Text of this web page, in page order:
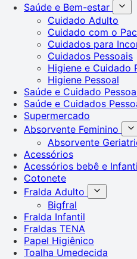
Saúde e Bem-estar
Cuidado Adulto
Cuidado com o
Cuidados para
Cuidados Pessoais
Higiene e Cuidado
Higiene Pessoal
Saúde e Cuidado
Saúde e Cuidados
Supermercado
Absorvente Feminino
Absorvente
Acessórios
Acessórios bebê e
Cotonete
Fralda Adulto
Bigfral
Fralda Infantil
Fraldas TENA
Papel Higiênico
Toalha Umedecida